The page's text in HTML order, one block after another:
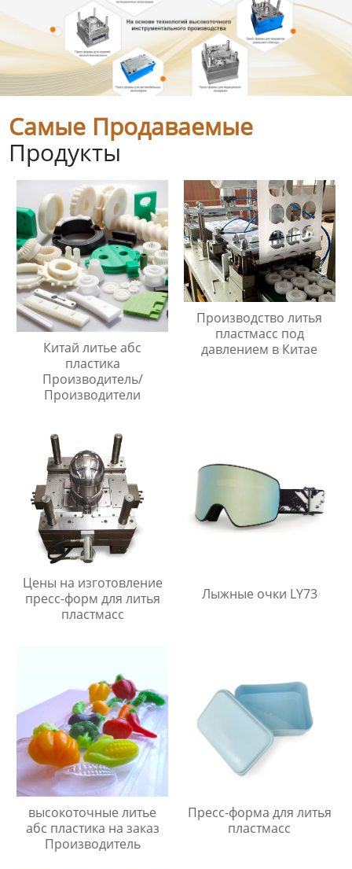
Самые Продаваемые
Продукты
Китай литье абс
пластика
Производитель/
Производители
Производство литья
пластмасс под
давлением в Китае
Цены на изготовление
пресс-форм для литья
пластмасс
Лыжные очки LY73
высокоточные литье
абс пластика на заказ
Производитель
Пресс-форма для литья
пластмасс